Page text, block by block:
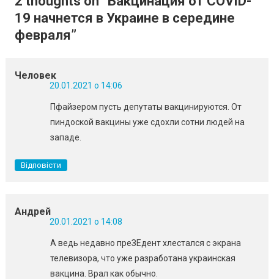
19 начнется в Украине в середине
февраля”
Человек
20.01.2021 о 14:06
Пфайзером пусть депутаты вакцинируются. От
пиндоской вакцины уже сдохли сотни людей на
западе.
Відповісти
Андрей
20.01.2021 о 14:08
А ведь недавно преЗЕдент хлестался с экрана
телевизора, что уже разработана украинская
вакцина. Врал как обычно.